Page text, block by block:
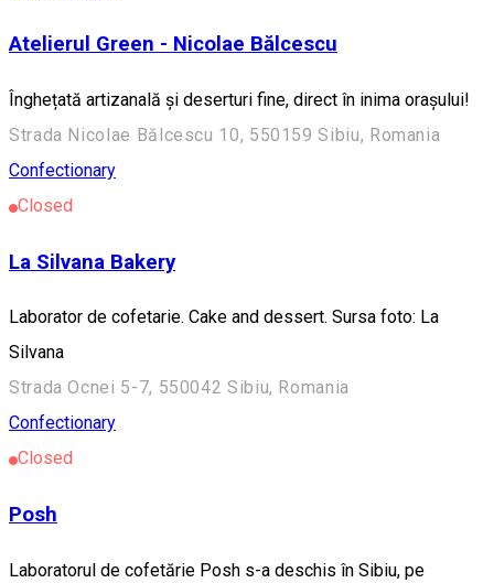
Atelierul Green - Nicolae Bălcescu
Înghețată artizanală și deserturi fine, direct în inima orașului!
Strada Nicolae Bălcescu 10, 550159 Sibiu, Romania
Confectionary
Closed
La Silvana Bakery
Laborator de cofetarie. Cake and dessert. Sursa foto: La
Silvana
Strada Ocnei 5-7, 550042 Sibiu, Romania
Confectionary
Closed
Posh
Laboratorul de cofetărie Posh s-a deschis în Sibiu, pe